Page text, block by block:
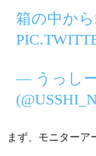
箱の中か
— うっし
まず、モニターア